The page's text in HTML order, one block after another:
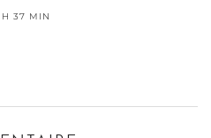
H 37 MIN